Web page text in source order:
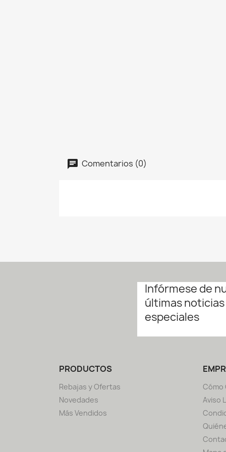
Comentarios (0)
Infórmese de
últimas
especiales
PRODUCTOS
Rebajas y Ofertas
Novedades
Más Vendidos
Cómo
Aviso